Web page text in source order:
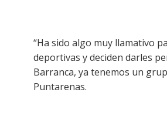
“Ha sido algo muy llamativo
deportivas y deciden darles
Barranca, ya tenemos un
Puntarenas.